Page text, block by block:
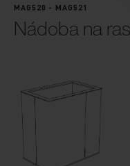
MAG520 - MAG521
Nádoba na